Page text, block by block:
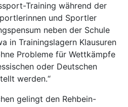
Training während der
und Sportler
neben der Schule
in Trainingslagern Klausuren
Probleme für Wettkämpfe
oder Deutschen
werden.“
gelingt den Rehbein-